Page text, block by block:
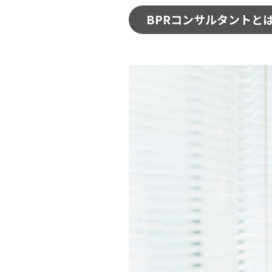
BPRコンサルタントと